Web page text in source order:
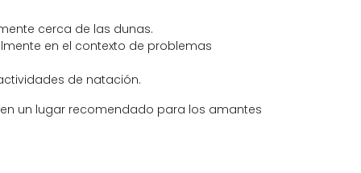
cerca de las dunas.
en el contexto de problemas
de natación.
en un lugar recomendado para los amantes